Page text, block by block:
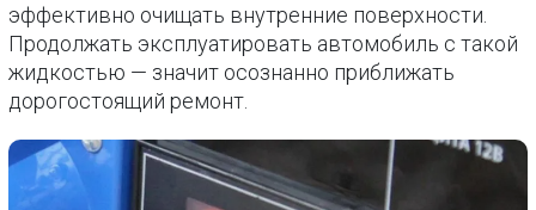
эффективно очищать внутренние поверхности.
Продолжать эксплуатировать автомобиль с такой
жидкостью — значит осознанно приближать
дорогостоящий ремонт.